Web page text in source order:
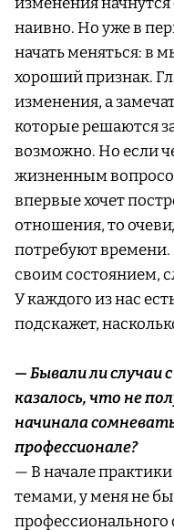
наивно. Но уже в
начать меняться: в
хороший признак.
изменения, а
которые решаются
возможно. Но если
жизненным
впервые хочет
отношения, то
потребуют времени.
своим состоянием,
У каждого из нас
подскажет,
— Бывали ли случаи
казалось, что не
начинала
профессионале?
— В начале
темами, у меня не
профессионального